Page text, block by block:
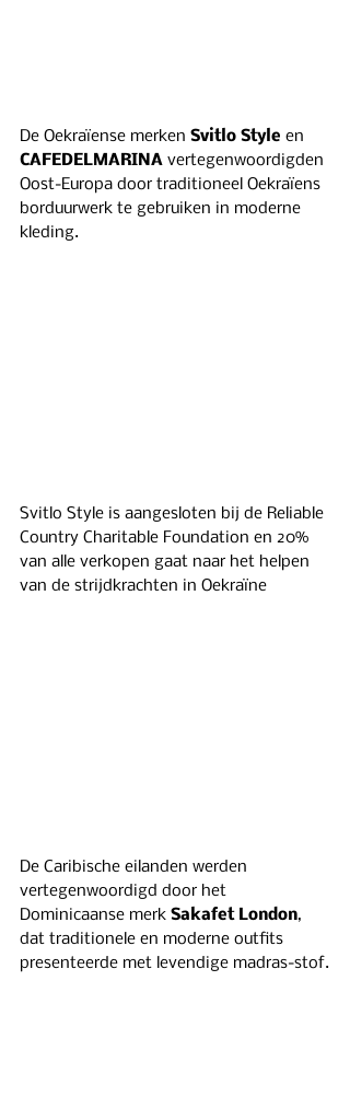
De Oekraïense merken Svitlo Style en
CAFEDELMARINA vertegenwoordigden
Oost-Europa door traditioneel Oekraïens
borduurwerk te gebruiken in moderne
kleding.
Svitlo Style is aangesloten bij de Reliable
Country Charitable Foundation en 20%
van alle verkopen gaat naar het helpen
van de strijdkrachten in Oekraïne
De Caribische eilanden werden
vertegenwoordigd door het
Dominicaanse merk Sakafet London,
dat traditionele en moderne outfits
presenteerde met levendige madras-stof.